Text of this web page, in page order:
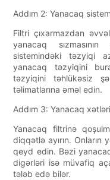
Addım 2: Yanacaq
Filtri çıxarmazdan
yanacaq
sistemindəki təzyiqi
yanacaq təzyiqini
təzyiqini təhlükəsiz
təlimatlarına əməl edin.
Addım 3: Yanacaq
Yanacaq filtrinə
diqqətlə ayırın. Onların
qeyd edin. Bəzi
digərləri isə müvafiq
tələb edə bilər.